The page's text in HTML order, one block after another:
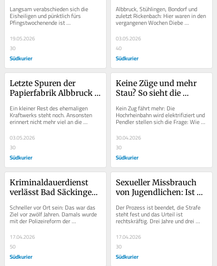
den heißen Stein
Langsam verabschieden sich die
Eisheiligen und pünktlich fürs
Pfingstwochenende ist
Sommerwetter angesagt. Zeit für
einen Ausflug ins Waldbad? Für...
19.05.2026
30
Südkurier
Albbruck, Stühlingen, Bondorf und
zuletzt Rickenbach: Hier waren in den
vergangenen Wochen Diebe
unterwegs. Ihr Ziel war nicht Bargeld,
Schmuck oder...
03.05.2026
40
Südkurier
Letzte Spuren der
Papierfabrik Albbruck
entscheidet sich die
Zukunft des Areals
Ein kleiner Rest des ehemaligen
Kraftwerks steht noch. Ansonsten
erinnert nicht mehr viel an die
auch nicht mehr...
03.05.2026
30
Südkurier
Keine Züge und mehr
Stau? So sieht die
dem Ausfall der
Hochrheinbahn aus
Kein Zug fährt mehr: Die
Hochrheinbahn wird elektrifiziert und
Pendler stellen sich die Frage: Wie
komme ich zur Arbeit? Mit dem...
30.04.2026
30
Südkurier
Kriminaldauerdienst
verlässt Bad Säckingen:
Hochrhein bedeutet
Schneller vor Ort sein: Das war das
Ziel vor zwölf Jahren. Damals wurde
mit der Polizeireform der
die Fläche...
17.04.2026
50
Südkurier
Sexueller Missbrauch
von Jugendlichen: Ist
Gefängnis?
Der Prozess ist beendet, die Strafe
steht fest und das Urteil ist
rechtskräftig. Drei Jahre und drei
Monate muss der Ex-Pfarrer der
ehemaligen...
17.04.2026
30
Südkurier